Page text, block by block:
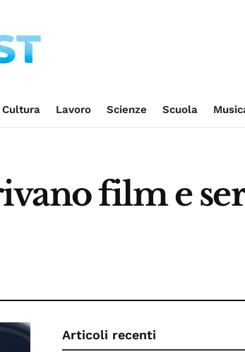
Cultura Lavoro Scienze Scuola
film e
Articoli recenti